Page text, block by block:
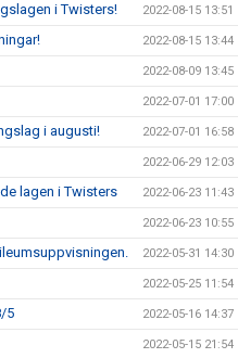
i Twisters! 2022-08-15 13:51
2022-08-15 13:44
2022-08-09 13:45
2022-07-01 17:00
i augusti! 2022-07-01 16:58
2022-06-29 12:03
lagen i Twisters 2022-06-23 11:43
2022-06-23 10:55
2022-05-31 14:30
2022-05-25 11:54
5 2022-05-16 14:37
2022-05-15 21:54